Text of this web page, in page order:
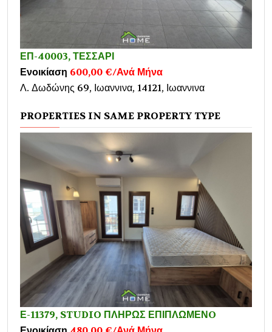
ΕΠ-40003, ΤΕΣΣΑΡΙ
Ενοικίαση 600,00 €/Ανά Μήνα
Λ. Δωδώνης 69, Ιωαννινα, 14121, Ιωαννινα
PROPERTIES IN SAME PROPERTY TYPE
Ε-11379, STUDIO ΠΛΗΡΩΣ ΕΠΙΠΛΩΜΕΝO